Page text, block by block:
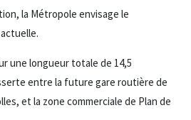
la Métropole envisage le
une longueur totale de 14,5
entre la future gare routière de
et la zone commerciale de Plan de